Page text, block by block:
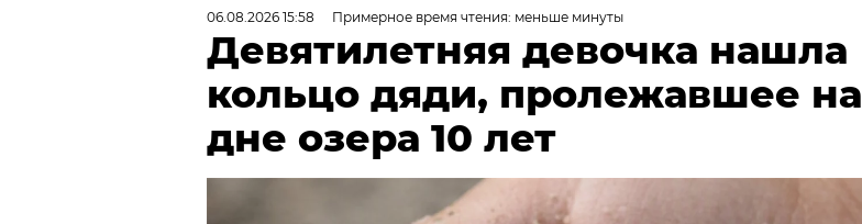
06.08.2026 15:58 Примерное время чтения: меньше минуты
Девятилетняя девочка нашла
кольцо дяди, пролежавшее на
дне озера 10 лет